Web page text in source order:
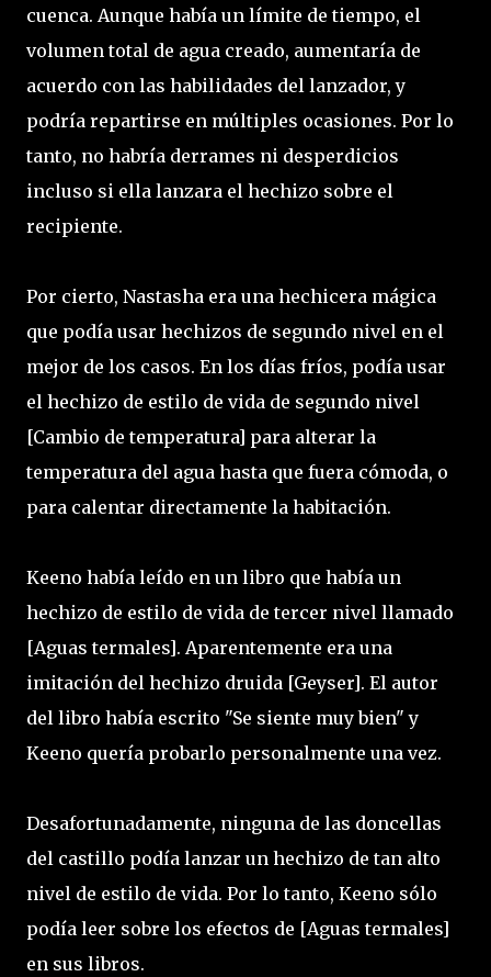
cuenca. Aunque había un límite de tiempo, el
volumen total de agua creado, aumentaría de
acuerdo con las habilidades del lanzador, y
podría repartirse en múltiples ocasiones. Por lo
tanto, no habría derrames ni desperdicios
incluso si ella lanzara el hechizo sobre el
recipiente.
Por cierto, Nastasha era una hechicera mágica
que podía usar hechizos de segundo nivel en el
mejor de los casos. En los días fríos, podía usar
el hechizo de estilo de vida de segundo nivel
[Cambio de temperatura] para alterar la
temperatura del agua hasta que fuera cómoda, o
para calentar directamente la habitación.
Keeno había leído en un libro que había un
hechizo de estilo de vida de tercer nivel llamado
[Aguas termales]. Aparentemente era una
imitación del hechizo druida [Geyser]. El autor
del libro había escrito "Se siente muy bien" y
Keeno quería probarlo personalmente una vez.
Desafortunadamente, ninguna de las doncellas
del castillo podía lanzar un hechizo de tan alto
nivel de estilo de vida. Por lo tanto, Keeno sólo
podía leer sobre los efectos de [Aguas termales]
en sus libros.